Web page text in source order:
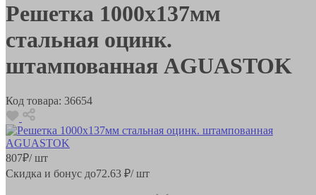
Решетка 1000х137мм
стальная оцинк.
штампованная AGUASTOK
Код товара: 36654
807₽/ шт
Скидка и бонус до72.63 ₽/ шт